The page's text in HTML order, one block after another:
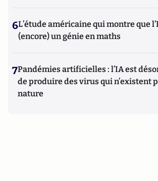
6L’étude américaine qui montre que
(encore) un génie en maths
7Pandémies artificielles : l’IA est
de produire des virus qui n’existent
nature